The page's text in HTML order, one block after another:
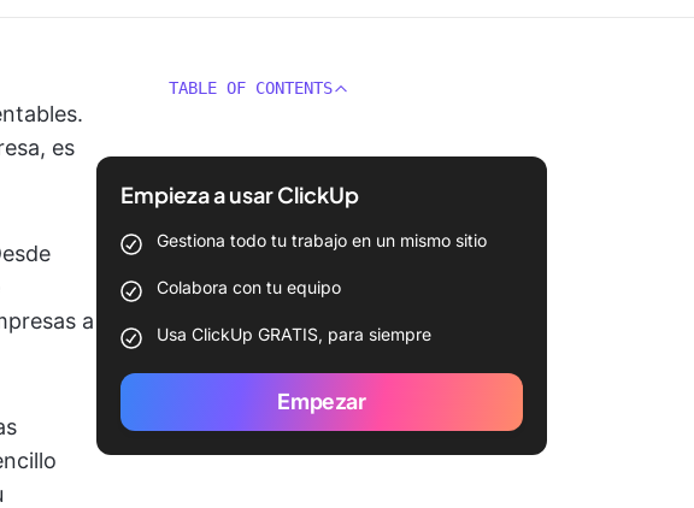
es
a
TABLE OF CONTENTS
Empieza a usar ClickUp
Gestiona todo tu trabajo en un mismo sitio
Colabora con tu equipo
Usa ClickUp GRATIS, para siempre
Empezar